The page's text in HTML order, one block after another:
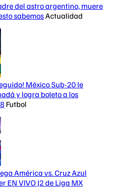
del astro argentino, muere
sabemosActualidad
México Sub-20 le
y logra boleto a los
Futbol
América vs. Cruz Azul
EN VIVO J2 de Liga MX